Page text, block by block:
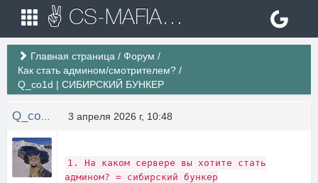
✌ CS-MAFIA.RU ✌ Игровые сервера Counter Strike 1.6
Главная страница / Форум /
Как стать админом/смотрителем? /
Q_co1d | СИБИРСКИЙ БУНКЕР
3 апреля 2026 г, 10:48
1. На каком сервере вы хотите стать
админом? = сибирский бункер